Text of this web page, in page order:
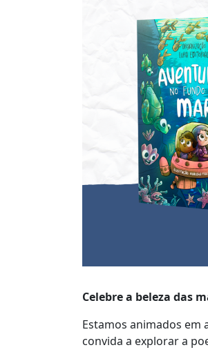
Celebre a beleza das
Estamos animados em
convida a explorar a